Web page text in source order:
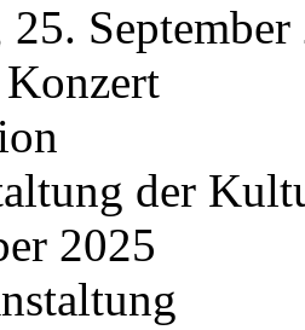
25.
der
2025